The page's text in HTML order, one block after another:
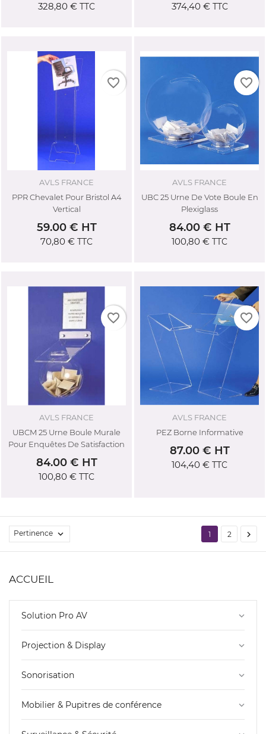
ACCUEIL
Solution Pro AV keyboard_arrow_down
Projection & Display keyboard_arrow_down
Sonorisation keyboard_arrow_down
Mobilier & Pupitres de conférence keyboard_arrow_down
328,80 € TTC 374,40 €TTC
AVLS FRANCE
PPR Chevalet Pour Bristol A4
Vertical
59.00 € HT
70,80 € TTC
favorite_border
AVLS FRANCE
UBC 25 Urne De Vote Boule En
Plexiglass
84.00 € HT
100,80 € TTC
favorite_border
AVLS FRANCE
UBCM 25 Urne Boule Murale
Pour Enquêtes De Satisfaction
84.00 € HT
100,80 € TTC
favorite_border
AVLS FRANCE
PEZ Borne Informative
87.00 € HT
104,40 € TTC
favorite_border
Pertinence  1 2 